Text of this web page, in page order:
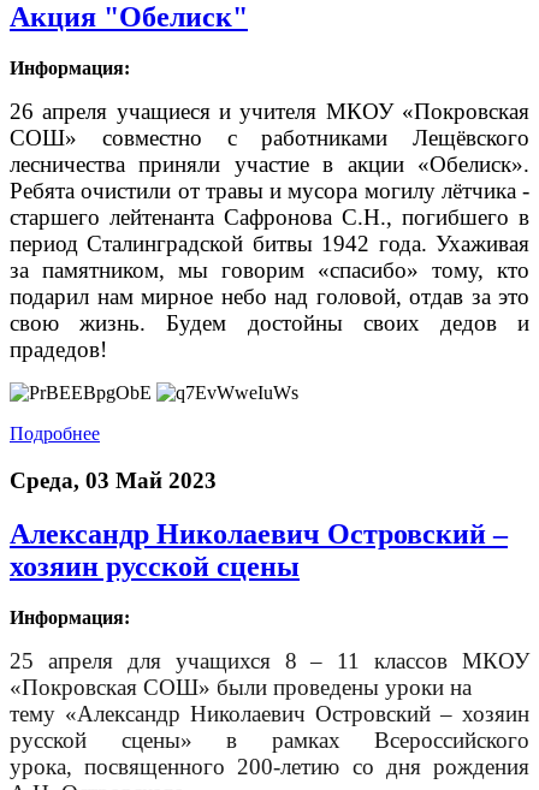
Акция "Обелиск"
Информация:
26 апреля учащиеся и учителя МКОУ «Покровская
СОШ» совместно с работниками Лещёвского
лесничества приняли участие в акции «Обелиск».
Ребята очистили от травы и мусора могилу лётчика -
старшего лейтенанта Сафронова С.Н., погибшего в
период Сталинградской битвы 1942 года. Ухаживая
за памятником, мы говорим «спасибо» тому, кто
подарил нам мирное небо над головой, отдав за это
свою жизнь. Будем достойны своих дедов и
прадедов!
Подробнее
Среда, 03 Май 2023
Александр Николаевич Островский –
хозяин русской сцены
Информация:
25 апреля для учащихся 8 – 11 классов МКОУ
«Покровская СОШ» были проведены уроки на
тему «Александр Николаевич Островский – хозяин
русской сцены» в рамках Всероссийского
урока,посвященного 200-летию со дня рождения